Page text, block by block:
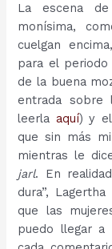
La escena
monísima,
cuelgan
para el
de la buena
entrada sobre
leerla aquí) y el
que sin más
mientras le
jarl. En
dura”,
que las
puedo llegar a